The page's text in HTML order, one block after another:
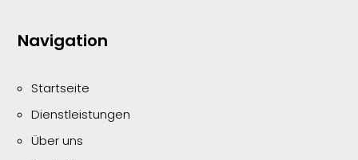
Navigation
Startseite
Dienstleistungen
Über uns